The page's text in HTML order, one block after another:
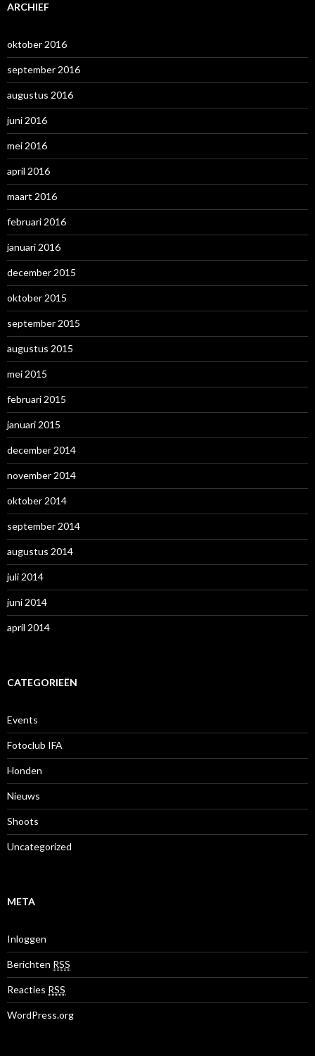
ARCHIEF
oktober 2016
september 2016
augustus 2016
juni 2016
mei 2016
april 2016
maart 2016
februari 2016
januari 2016
december 2015
oktober 2015
september 2015
augustus 2015
mei 2015
februari 2015
januari 2015
december 2014
november 2014
oktober 2014
september 2014
augustus 2014
juli 2014
juni 2014
april 2014
CATEGORIEËN
Events
Fotoclub IFA
Honden
Nieuws
Shoots
Uncategorized
META
Inloggen
Berichten RSS
Reacties RSS
WordPress.org